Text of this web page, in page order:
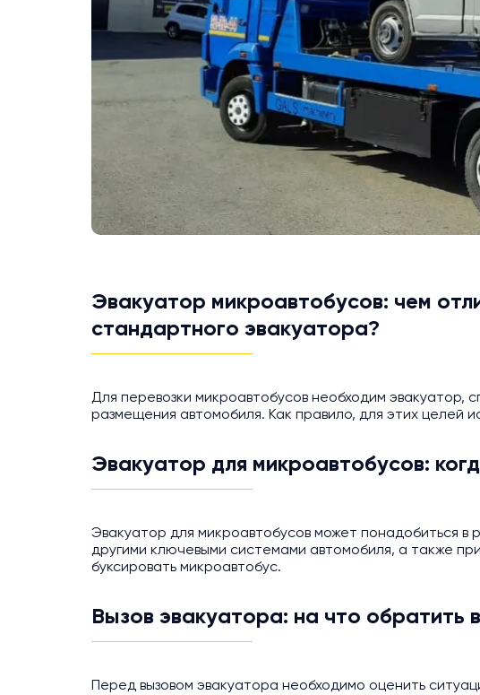
Эвакуатор микроавтобусов: чем
стандартного эвакуатора?
Для перевозки микроавтобусов необходим
размещения автомобиля. Как правило, для этих
Эвакуатор для микроавтобусов:
Эвакуатор для микроавтобусов может понадобиться в
другими ключевыми системами автомобиля, а также
буксировать микроавтобус.
Вызов эвакуатора: на что обратить
Перед вызовом эвакуатора необходимо оценить